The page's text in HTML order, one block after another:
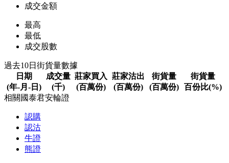
成交金額
最高
最低
成交股數
過去10日街貨量數據
日期
(年-月-日)
成交量
(千)
莊家買入
(百萬份)
莊家沽出
(百萬份)
街貨量
(百萬份)
街貨量
百份比(%)
相關國泰君安輪證
認購
認沽
牛證
熊證